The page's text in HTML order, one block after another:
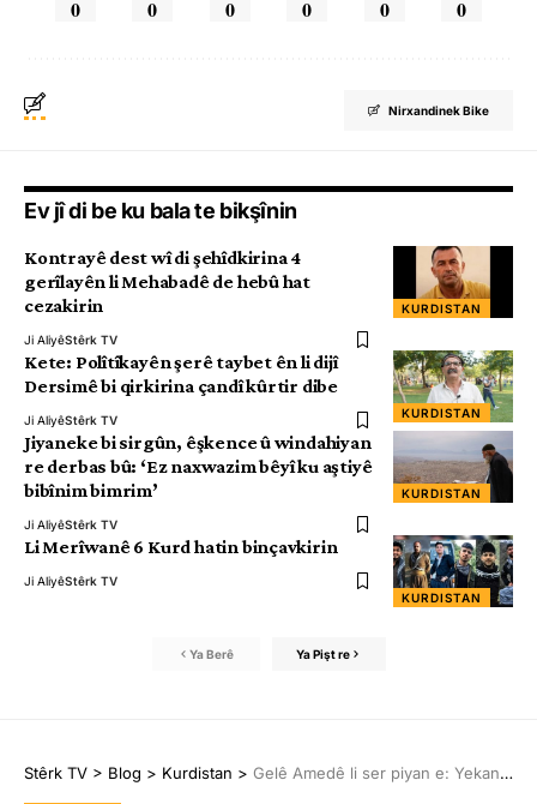
0 0 0 0 0 0
Nirxandinek Bike
Ev jî di be ku bala te bikşînin
KURDISTAN
Kontrayê dest wî di şehîdkirina 4
gerîlayên li Mehabadê de hebû hat
cezakirin
Ji AliyêStêrk TV
KURDISTAN
Kete: Polîtîkayên şerê taybet ên li dijî
Dersimê bi qirkirina çandî kûrtir dibe
Ji AliyêStêrk TV
KURDISTAN
Jiyaneke bi sirgûn, êşkence û windahiyan
re derbas bû: ‘Ez naxwazim bêyî ku aştiyê
bibînim bimrim’
Ji AliyêStêrk TV
KURDISTAN
Li Merîwanê 6 Kurd hatin binçavkirin
Ji AliyêStêrk TV
Ya Berê Ya Pişt re
Stêrk TV > Blog > Kurdistan > Gelê Amedê li ser piyan e: Yekane çare berxwedan e!